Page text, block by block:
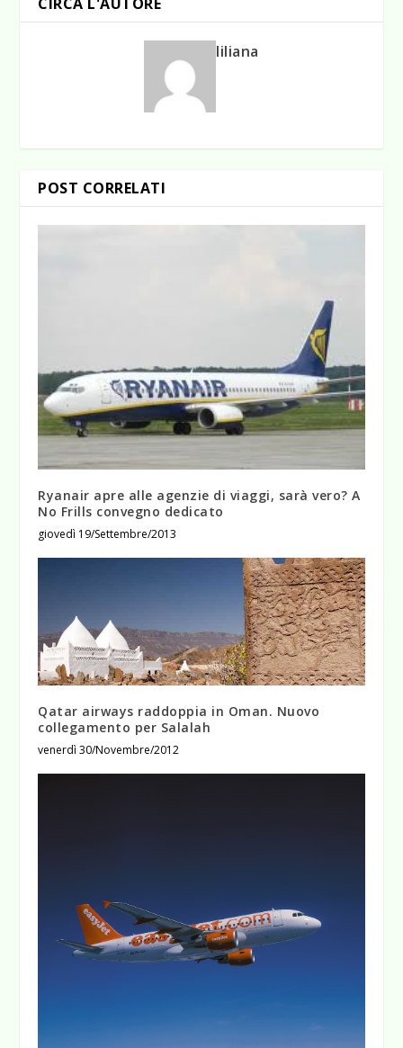
liliana
POST CORRELATI
Ryanair apre alle agenzie di viaggi, sarà vero? A
No Frills convegno dedicato
giovedì 19/Settembre/2013
Qatar airways raddoppia in Oman. Nuovo
collegamento per Salalah
venerdì 30/Novembre/2012